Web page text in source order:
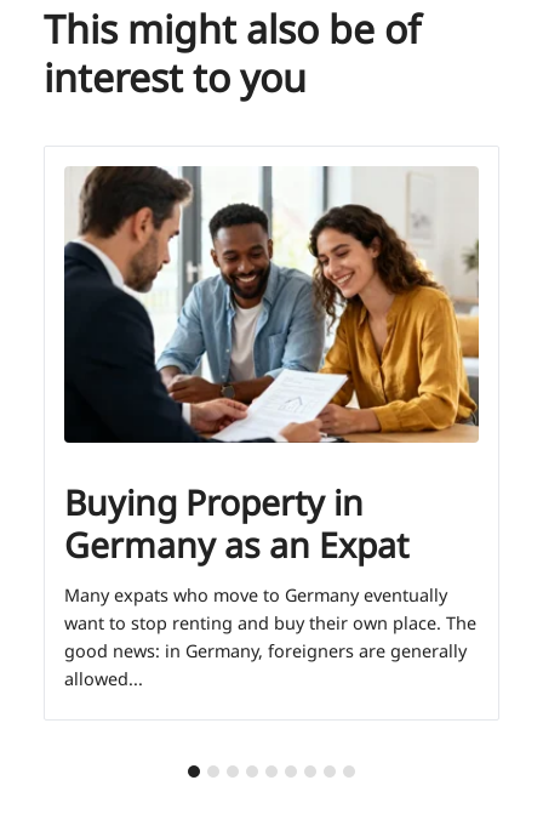
This might also be of
interest to you
Buying Property in
Germany as an Expat
Many expats who move to Germany eventually
want to stop renting and buy their own place. The
good news: in Germany, foreigners are generally
allowed...